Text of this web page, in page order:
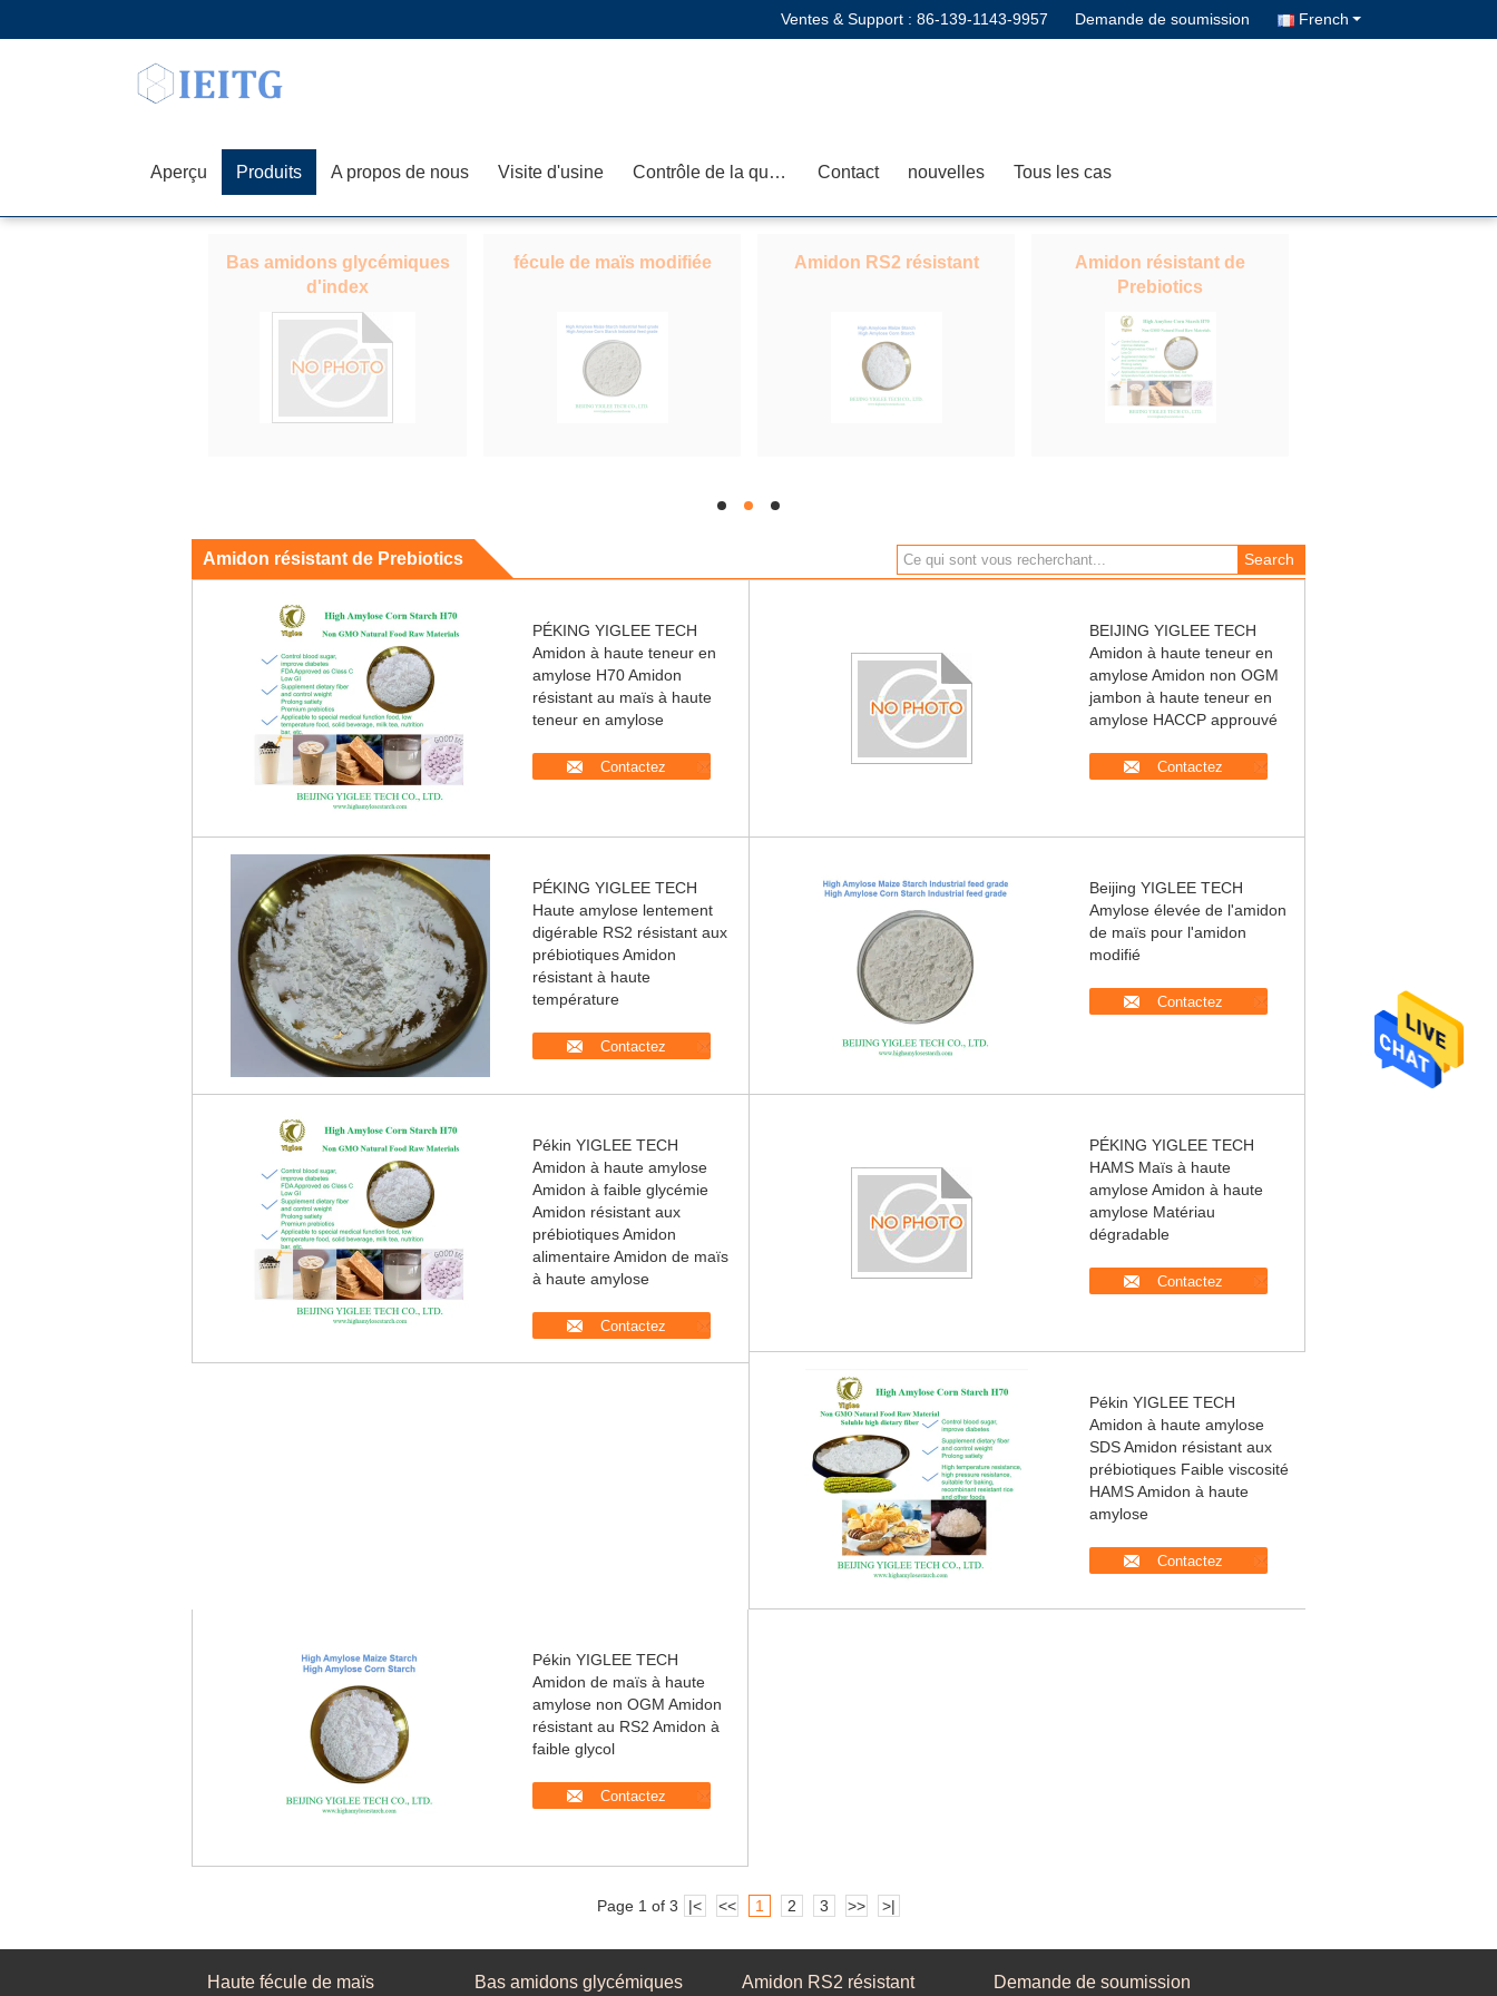
Ventes & Support : 86-139-1143-9957 Demande de soumission French
Aperçu Produits A propos de nous Visite d'usine Contrôle de la qualité Contact nouvelles Tous les cas
Bas amidons glycémiques
d'index
fécule de maïs modifiée Amidon RS2 résistant
Amidon résistant de
Prebiotics
hd hd hd
Amidon résistant de Prebiotics
PÉKING YIGLEE TECH
Amidon à haute teneur en
amylose H70 Amidon
résistant au maïs à haute
teneur en amylose
Contactez
BEIJING YIGLEE TECH
Amidon à haute teneur en
amylose Amidon non OGM
jambon à haute teneur en
amylose HACCP approuvé
Contactez
PÉKING YIGLEE TECH
Haute amylose lentement
digérable RS2 résistant aux
prébiotiques Amidon
résistant à haute
température
Contactez
Beijing YIGLEE TECH
Amylose élevée de l'amidon
de maïs pour l'amidon
modifié
Contactez
Pékin YIGLEE TECH
Amidon à haute amylose
Amidon à faible glycémie
Amidon résistant aux
prébiotiques Amidon
alimentaire Amidon de maïs
à haute amylose
Contactez
PÉKING YIGLEE TECH
HAMS Maïs à haute
amylose Amidon à haute
amylose Matériau
dégradable
Contactez
Pékin YIGLEE TECH
Amidon à haute amylose
SDS Amidon résistant aux
prébiotiques Faible viscosité
HAMS Amidon à haute
amylose
Contactez
Pékin YIGLEE TECH
Amidon de maïs à haute
amylose non OGM Amidon
résistant au RS2 Amidon à
faible glycol
Contactez
Page 1 of 3 |< << 1 2 3 >> >|
Haute fécule de maïs
Bas amidons glycémiques
Amidon RS2 résistant Demande de soumission